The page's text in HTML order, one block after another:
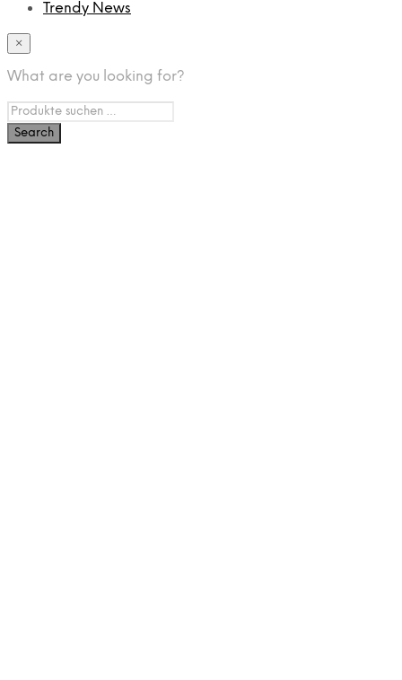
Trendy News
×
What are you looking for?